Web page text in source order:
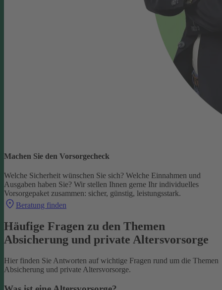
Machen Sie den Vorsorgecheck
Welche Sicherheit wünschen Sie sich? Welche Einnahmen und
Ausgaben haben Sie? Wir stellen Ihnen gerne Ihr individuelles
Vorsorgepaket zusammen: sicher, günstig, leistungsstark.
Beratung finden
Häufige Fragen zu den Themen
Absicherung und private Altersvorsorge
Hier finden Sie Antworten auf wichtige Fragen rund um die Themen
Absicherung und private Altersvorsorge.